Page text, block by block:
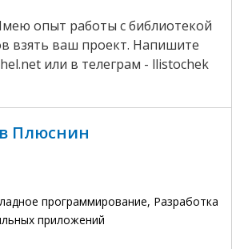
опыт работы с библиотекой
взять ваш проект. Напишите
или в телеграм - llistochek
Плюснин
программирование, Разработка
приложений